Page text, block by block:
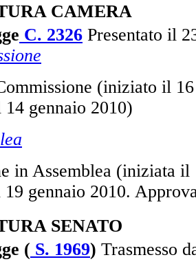
CAMERA
C. 2326 Presentato il
(iniziato il
gennaio 2010)
in Assemblea (iniziata il
gennaio 2010.
SENATO
( S. 1969) Trasmesso